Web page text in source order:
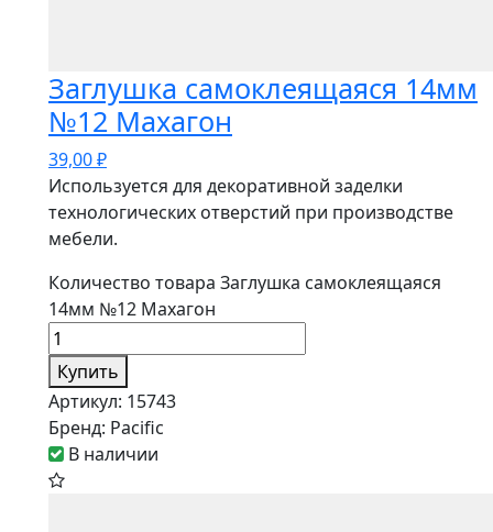
Заглушка самоклеящаяся 14мм
№12 Махагон
39,00₽
Используется для декоративной заделки
технологических отверстий при производстве
мебели.
Количество товара Заглушка самоклеящаяся
14мм №12 Махагон
Купить
Артикул: 15743
Бренд: Pacific
В наличии